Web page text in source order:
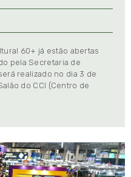
60+ já estão abertas
pela Secretaria de
realizado no dia 3 de
do CCI (Centro de